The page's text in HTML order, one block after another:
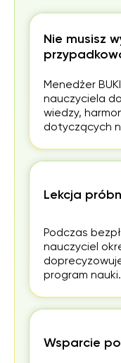
Nie musisz
Menedżer
nauczyciela
wiedzy,
dotyczących
Lekcja
Podczas
nauczyciel
program nauki.
Wsparcie